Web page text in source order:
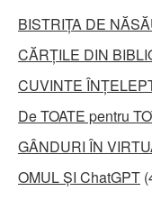
BISTRIȚA DE
CĂRȚILE DIN
CUVINTE
De TOATE pentru
GÂNDURI ÎN
OMUL ȘI ChatGPT